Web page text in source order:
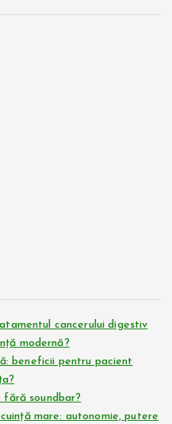
cancerului digestiv
modernă?
beneficii pentru pacient
fără soundbar?
mare: autonomie, putere